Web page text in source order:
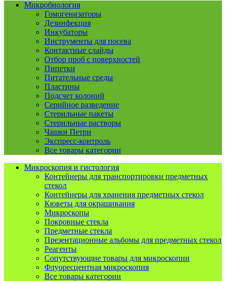
Микробиология
Гомогенизаторы
Дезинфекция
Инкубаторы
Инструменты для посева
Контактные слайды
Отбор проб с поверхностей
Пипетки
Питательные среды
Пластины
Подсчет колоний
Серийное разведение
Стерильные пакеты
Стерильные растворы
Чашки Петри
Экспресс-контроль
Все товары категории
Микроскопия и гистология
Контейнеры для транспортировки предметных
стекол
Контейнеры для хранения предметных стекол
Кюветы для окрашивания
Микроскопы
Покровные стекла
Предметные стекла
Презентационные альбомы для предметных стекол
Реагенты
Сопутствующие товары для микроскопии
Флуоресцентная микроскопия
Все товары категории